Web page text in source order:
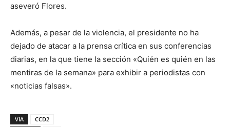
aseveró Flores.
Además, a pesar de la violencia, el presidente no ha
dejado de atacar a la prensa crítica en sus conferencias
diarias, en la que tiene la sección «Quién es quién en las
mentiras de la semana» para exhibir a periodistas con
«noticias falsas».
VIA
CCD2